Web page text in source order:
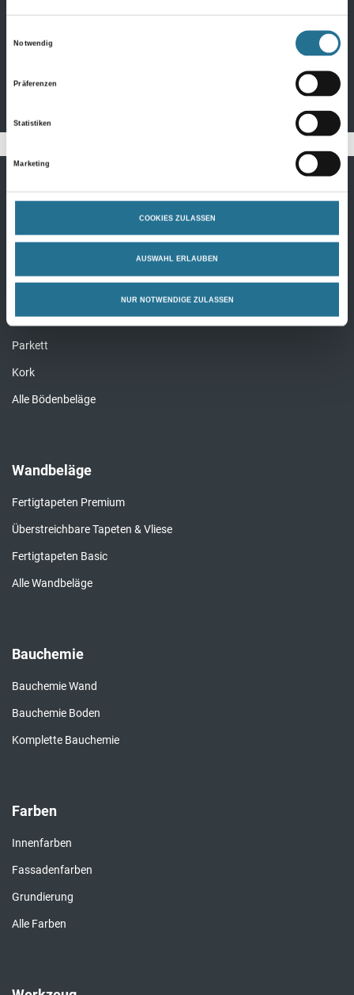
Notwendig
Präferenzen
Statistiken
Marketing
COOKIES ZULASSEN
AUSWAHL ERLAUBEN
NUR NOTWENDIGE ZULASSEN
Bodenbeläge
Design Bodenbeläge
Laminat
Parkett
Kork
Alle Bödenbeläge
Wandbeläge
Fertigtapeten Premium
Überstreichbare Tapeten & Vliese
Fertigtapeten Basic
Alle Wandbeläge
Bauchemie
Bauchemie Wand
Bauchemie Boden
Komplette Bauchemie
Farben
Innenfarben
Fassadenfarben
Grundierung
Alle Farben